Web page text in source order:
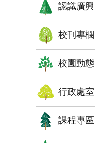
認識廣興
校刊專欄
校園動態
行政處室
課程專區